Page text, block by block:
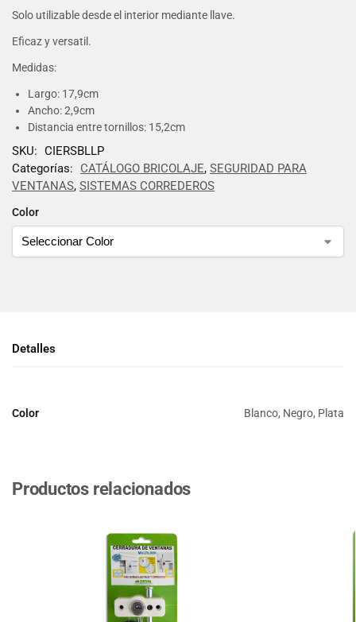
Color
SKU: CIERSBLLP
Categorías:
CATÁLOGO BRICOLAJE, SEGURIDAD PARA
VENTANAS, SISTEMAS CORREDEROS
Solo utilizable desde el interior mediante llave.
Eficaz y versatil.
Medidas:
Largo: 17,9cm
Ancho: 2,9cm
Distancia entre tornillos: 15,2cm
Detalles
Color Blanco, Negro, Plata
Productos relacionados